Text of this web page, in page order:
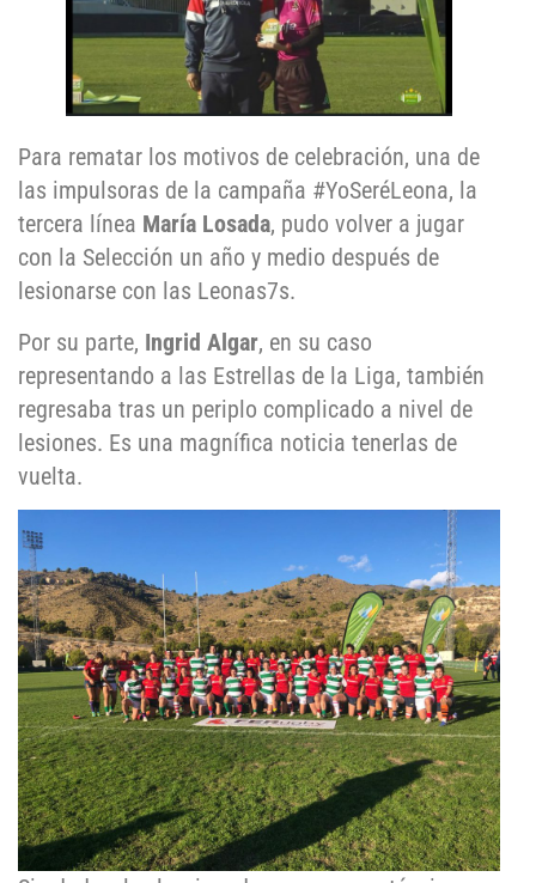
Para rematar los motivos de celebración, una de
las impulsoras de la campaña #YoSeréLeona, la
tercera línea María Losada, pudo volver a jugar
con la Selección un año y medio después de
lesionarse con las Leonas7s.
Por su parte, Ingrid Algar, en su caso
representando a las Estrellas de la Liga, también
regresaba tras un periplo complicado a nivel de
lesiones. Es una magnífica noticia tenerlas de
vuelta.